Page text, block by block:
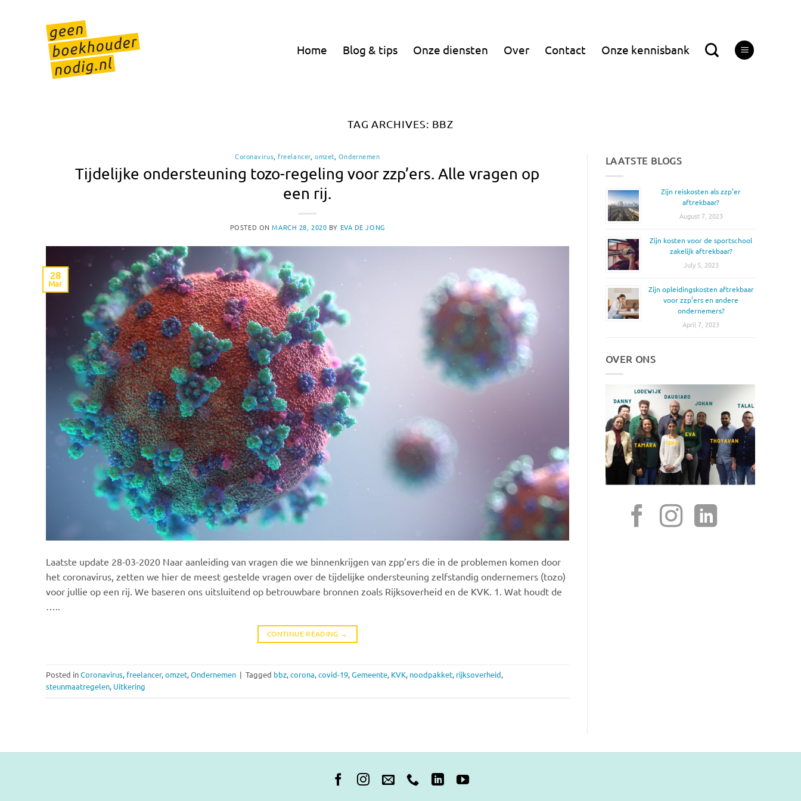
Home Blog & tips Onze diensten Over Contact Onze kennisbank
TAG ARCHIVES: BBZ
Coronavirus ,freelancer, omzet Ondernemen
Tijdelijke ondersteuning tozo-regeling voor zzp’ers. Alle vragen op
een rij.
POSTED ONMARCH 28, 2020 BY EVA DE JONG
28
Mar
Laatste update 28-03-2020 Naar aanleiding van vragen die we binnenkrijgen van zpp’ers die in de problemen komen door
het coronavirus, zetten we hier de meest gestelde vragen over de tijdelijke ondersteuning zelfstandig ondernemers (tozo)
voor jullie op een rij. We baseren ons uitsluitend op betrouwbare bronnen zoals Rijksoverheid en de KVK. 1. Wat houdt de
CONTINUE READING →
Posted in Coronavirus, freelancer, omzet, Ondernemen | Tagged bbz, corona, covid-19, Gemeente, KVK, noodpakket, rijksoverheid,
steunmaatregelen, Uitkering
LAATSTE BLOGS
Zijn reiskosten als zzp’er
aftrekbaar?
August 7, 2023
Zijn kosten voor de sportschool
zakelijk aftrekbaar?
July 5, 2023
Zijn opleidingskosten aftrekbaar
voor zzp’ers en andere
ondernemers?
April 7, 2023
OVER ONS